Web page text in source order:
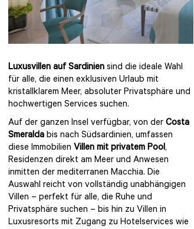
Luxusvillen auf Sardinien sind die ideale Wahl
für alle, die einen exklusiven Urlaub mit
kristallklarem Meer, absoluter Privatsphäre und
hochwertigen Services suchen.
Auf der ganzen Insel verfügbar, von der Costa
Smeralda bis nach Südsardinien, umfassen
diese Immobilien Villen mit privatem Pool,
Residenzen direkt am Meer und Anwesen
inmitten der mediterranen Macchia. Die
Auswahl reicht von vollständig unabhängigen
Villen – perfekt für alle, die Ruhe und
Privatsphäre suchen – bis hin zu Villen in
Luxusresorts mit Zugang zu Hotelservices wie